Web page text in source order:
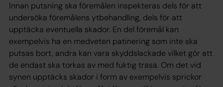
Innan putsning ska föremålen inspekteras dels för att
undersöka föremålens ytbehandling, dels för att
upptäcka eventuella skador. En del föremål kan
exempelvis ha en medveten patinering som inte ska
putsas bort, andra kan vara skyddslackade vilket gör att
de endast ska torkas av med fuktig trasa. Om det vid
synen upptäcks skador i form av exempelvis sprickor